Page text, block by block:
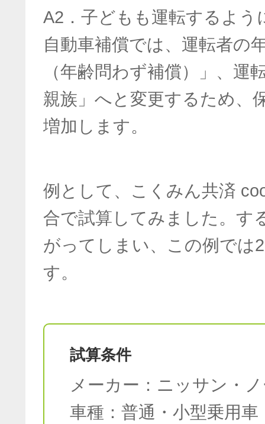
A2．子どもも運転するよう
自動車補償では、運転者の
（年齢問わず補償）」、運
親族」へと変更するため、
増加します。
例として、こくみん共済
合で試算してみました。す
がってしまい、この例では
す。
試算条件
メーカー：ニッサン・
車種：普通・小型乗用車